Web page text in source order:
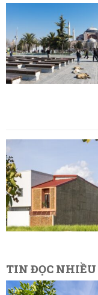
TIN ĐỌC NHIỀU